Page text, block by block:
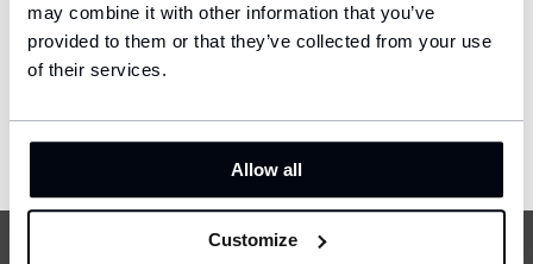
may combine it with other information that you’ve
provided to them or that they’ve collected from your use
of their services.
Allow all
Customize
DAS KÖNNTE DIR AUCH
English
Language
CONFIRM